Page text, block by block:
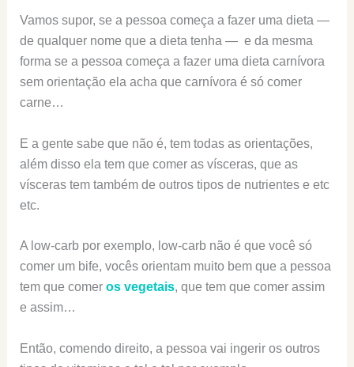
Vamos supor, se a pessoa começa a fazer uma dieta —
de qualquer nome que a dieta tenha — e da mesma
forma se a pessoa começa a fazer uma dieta carnívora
sem orientação ela acha que carnívora é só comer
carne…
E a gente sabe que não é, tem todas as orientações,
além disso ela tem que comer as vísceras, que as
vísceras tem também de outros tipos de nutrientes e etc
etc.
A low-carb por exemplo, low-carb não é que você só
comer um bife, vocês orientam muito bem que a pessoa
tem que comer os vegetais, que tem que comer assim
e assim…
Então, comendo direito, a pessoa vai ingerir os outros